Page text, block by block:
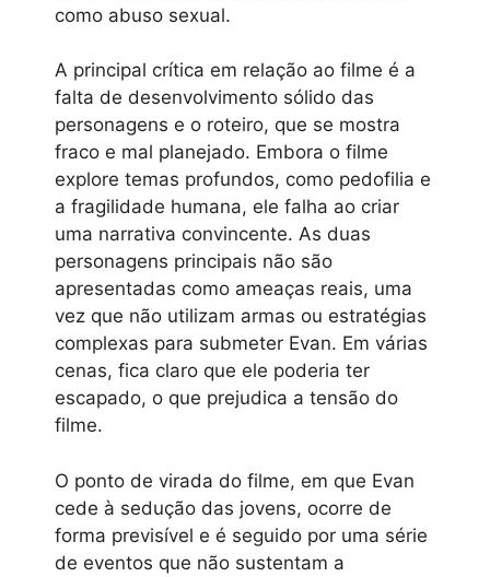
como abuso sexual.
A principal crítica em relação ao filme é a
falta de desenvolvimento sólido das
personagens e o roteiro, que se mostra
fraco e mal planejado. Embora o filme
explore temas profundos, como pedofilia e
a fragilidade humana, ele falha ao criar
uma narrativa convincente. As duas
personagens principais não são
apresentadas como ameaças reais, uma
vez que não utilizam armas ou estratégias
complexas para submeter Evan. Em várias
cenas, fica claro que ele poderia ter
escapado, o que prejudica a tensão do
filme.
O ponto de virada do filme, em que Evan
cede à sedução das jovens, ocorre de
forma previsível e é seguido por uma série
de eventos que não sustentam a